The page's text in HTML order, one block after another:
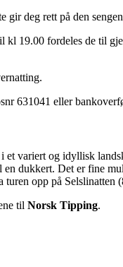
gir deg rett på den
19.00 fordeles de til
631041 eller
variert og idyllisk
dukkert. Det er fine
opp på
til Norsk Tipping.